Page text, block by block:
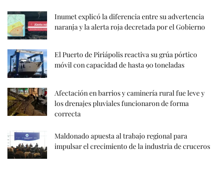
Inumet explicó la diferencia entre su advertencia
naranja y la alerta roja decretada por el Gobierno
El Puerto de Piriápolis reactiva su grúa pórtico
móvil con capacidad de hasta 90 toneladas
Afectación en barrios y caminería rural fue leve y
los drenajes pluviales funcionaron de forma
correcta
Maldonado apuesta al trabajo regional para
impulsar el crecimiento de la industria de cruceros